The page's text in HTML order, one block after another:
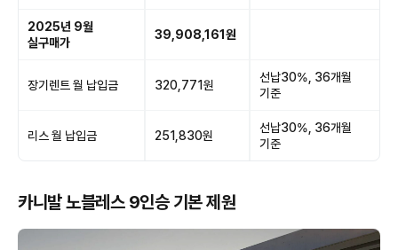
2025년 9월
실구매가
39,908,161원
장기렌트 월 납입금 320,771원
선납30%, 36개월
기준
리스 월 납입금 251,830원
선납30%, 36개월
기준
카니발 노블레스 9인승 기본 제원